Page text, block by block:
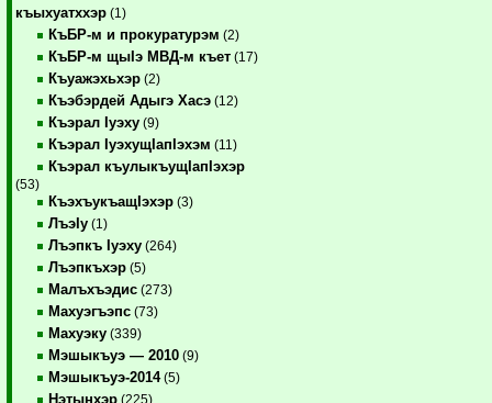
къыхуатххэр (1)
КъБР-м и прокуратурэм (2)
КъБР-м щыIэ МВД-м къет (17)
Къуажэхьхэр (2)
Къэбэрдей Адыгэ Хасэ (12)
Къэрал Iуэху (9)
Къэрал IуэхущIапIэхэм (11)
Къэрал къулыкъущIапIэхэр
(53)
КъэхъукъащIэхэр (3)
ЛъэIу (1)
Лъэпкъ Iуэху (264)
Лъэпкъхэр (5)
Малъхъэдис (273)
Махуэгъэпс (73)
Махуэку (339)
Мэшыкъуэ — 2010 (9)
Мэшыкъуэ-2014(5)
Нэтынхэр (225)